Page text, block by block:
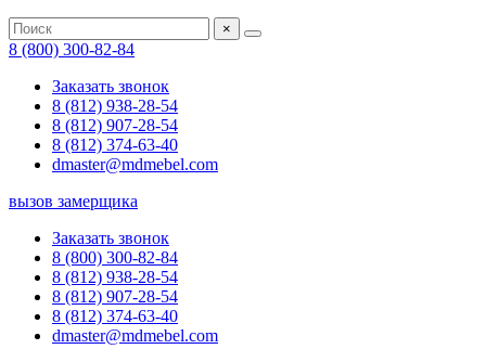
×
8 (800) 300-82-84
Заказать звонок
8 (812) 938-28-54
8 (812) 907-28-54
8 (812) 374-63-40
dmaster@mdmebel.com
вызов замерщика
Заказать звонок
8 (800) 300-82-84
8 (812) 938-28-54
8 (812) 907-28-54
8 (812) 374-63-40
dmaster@mdmebel.com